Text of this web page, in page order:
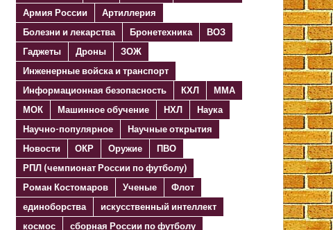
Армия России
Артиллерия
Болезни и лекарства
Бронетехника
ВОЗ
Гаджеты
Дроны
ЗОЖ
Инженерные войска и транспорт
Информационная безопасность
КХЛ
ММА
МОК
Машинное обучение НХЛ
Наука
Научно-популярное
Научные открытия
Новости
ОКР Оружие
ПВО
РПЛ (чемпионат России по футболу)
Роман Костомаров
Ученые
Флот
единоборства
искусственный интеллект
космос
сборная России по футболу